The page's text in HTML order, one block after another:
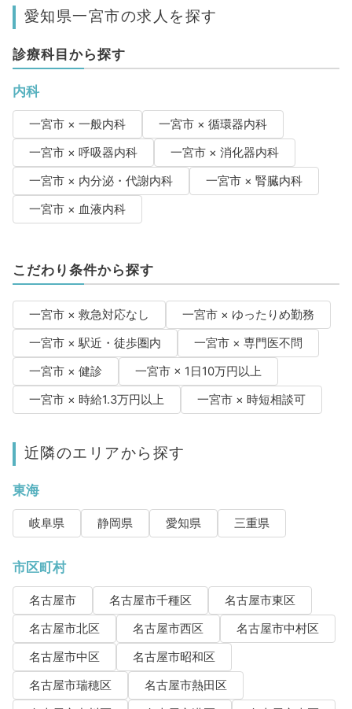
愛知県一宮市の求人を探す
診療科目から探す
内科
一宮市 × 一般内科
一宮市 × 循環器内科
一宮市 × 呼吸器内科
一宮市 × 消化器内科
一宮市 × 内分泌・代謝内科
一宮市 × 腎臓内科
一宮市 × 血液内科
こだわり条件から探す
一宮市 × 救急対応なし
一宮市 × ゆったりめ勤務
一宮市 × 駅近・徒歩圏内
一宮市 × 専門医不問
一宮市 × 健診
一宮市 × 1日10万円以上
一宮市 × 時給1.3万円以上
一宮市 × 時短相談可
近隣のエリアから探す
東海
岐阜県 静岡県 愛知県 三重県
市区町村
名古屋市 名古屋市千種区
名古屋市東区
名古屋市北区
名古屋市西区
名古屋市中村区
名古屋市中区
名古屋市昭和区
名古屋市瑞穂区
名古屋市熱田区